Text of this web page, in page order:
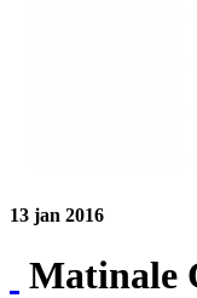
13 jan 2016
Matinale